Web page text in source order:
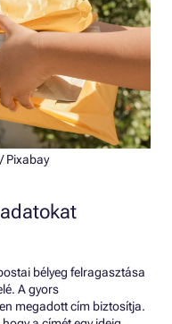
Pixabay
bélyeg felragasztása
A gyors
megadott cím biztosítja.